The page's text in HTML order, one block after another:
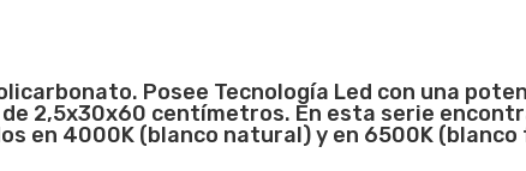
Posee Tecnología Led con una
2,5x30x60 centímetros. En esta serie
en 4000K (blanco natural) y en 6500K (blanco